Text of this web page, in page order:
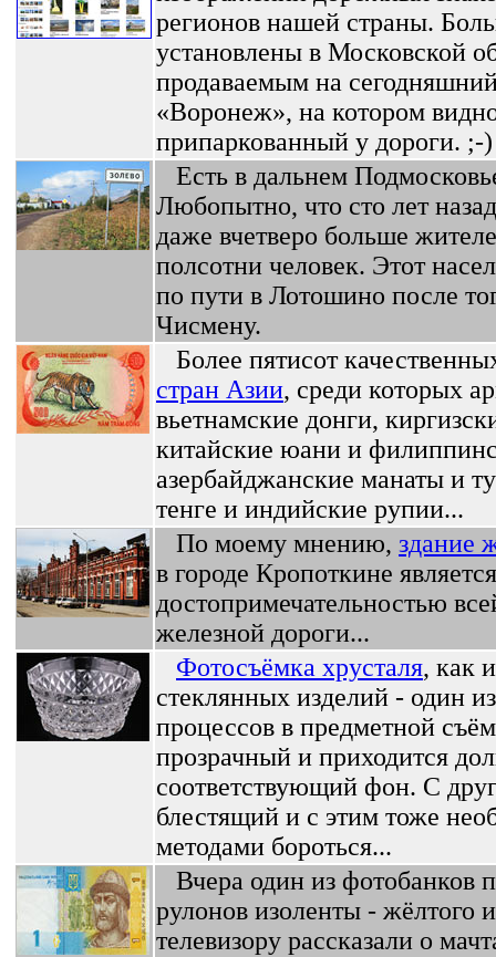
регионов нашей страны.
установлены в Московской
продаваемым на
«Воронеж», на котором
припаркованный у дороги. ;-)
Есть в дальнем
Любопытно, что сто лет
даже вчетверо больше
полсотни человек. Этот
по пути в Лотошино после
Чисмену.
Более пятисот
стран Азии, среди которых
вьетнамские донги,
китайские юани и
азербайджанские манаты и
тенге и индийские рупии...
По моему мнению, здание
в городе Кропоткине
достопримечательностью
железной дороги...
Фотосъёмка хрусталя, как
стеклянных изделий - один
процессов в предметной
прозрачный и приходится
соответствующий фон. С
блестящий и с этим тоже
методами бороться...
Вчера один из фотобанков
рулонов изоленты - жёлтого
телевизору рассказали о